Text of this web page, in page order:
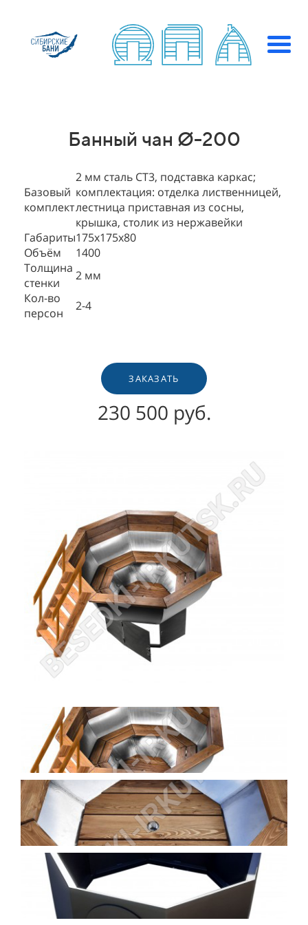
Банный чан Ø-200
Базовый
комплект
2 мм сталь СТ3, подставка каркас;
комплектация: отделка лиственницей,
лестница приставная из сосны,
крышка, столик из нержавейки
Габариты175х175х80
Объём
1400
Толщина
стенки
2 мм
Кол-во
персон
2-4
ЗАКАЗАТЬ
230 500 руб.